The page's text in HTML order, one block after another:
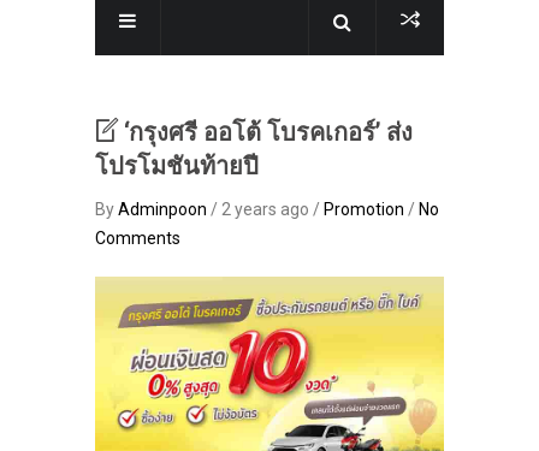
‘กรุงศรี ออโต้ โบรคเกอร์’ ส่ง
โปรโมชันท้ายปี
ByAdminpoon / 2 years ago / Promotion / No
Comments